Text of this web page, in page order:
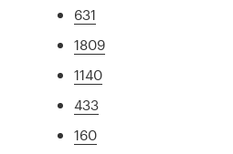
631
1809
1140
433
160